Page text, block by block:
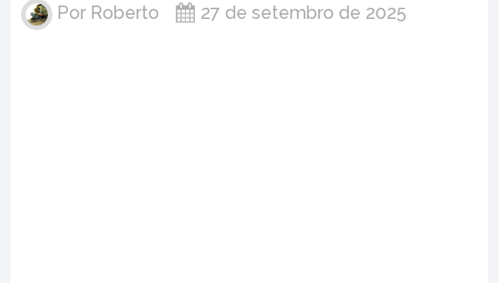
Por Roberto 27 de setembro de 2025